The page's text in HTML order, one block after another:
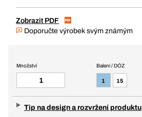
Zobrazit PDF
Doporučte výrobek svým známým
Balení / DÓZ
1 15
Množství
Tip na design a rozvržení produktu